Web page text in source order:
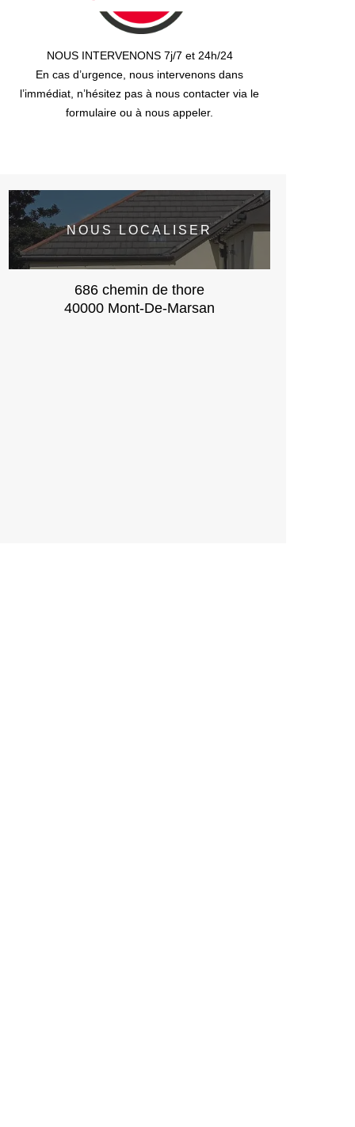
NOUS INTERVENONS 7j/7 et 24h/24
En cas d’urgence, nous intervenons dans
l’immédiat, n’hésitez pas à nous contacter via le
formulaire ou à nous appeler.
NOUS LOCALISER
686 chemin de thore
40000 Mont-De-Marsan